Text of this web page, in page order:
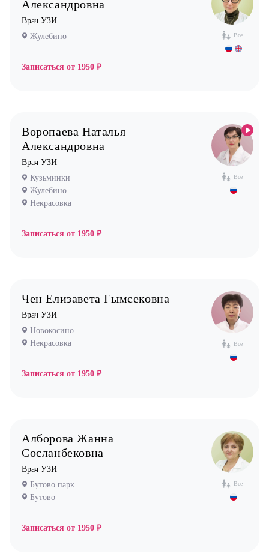
Физиотерапевт
Хирург
Все
Александровна
Врач УЗИ
Жулебино
Записаться от 1950 ₽
Все
Воропаева Наталья
Александровна
Врач УЗИ
Кузьминки
Жулебино
Некрасовка
Записаться от 1950 ₽
Все
Чен Елизавета Гымсековна
Врач УЗИ
Новокосино
Некрасовка
Записаться от 1950 ₽
Все
Алборова Жанна
Сосланбековна
Врач УЗИ
Бутово парк
Бутово
Записаться от 1950 ₽